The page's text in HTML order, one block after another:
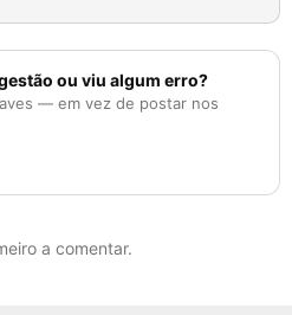
ou viu algum erro?
— em vez de postar nos
a comentar.